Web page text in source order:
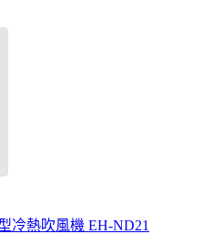
冷熱吹風機 EH-ND21